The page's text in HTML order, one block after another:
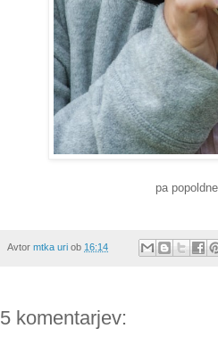
pa
Avtor mtka uri ob 16:14
5 komentarjev: